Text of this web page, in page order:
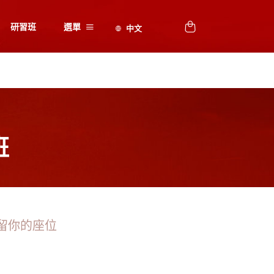
研習班 選單
你的座位